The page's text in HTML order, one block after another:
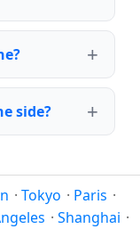
side?
· Tokyo · Paris ·
· Shanghai ·